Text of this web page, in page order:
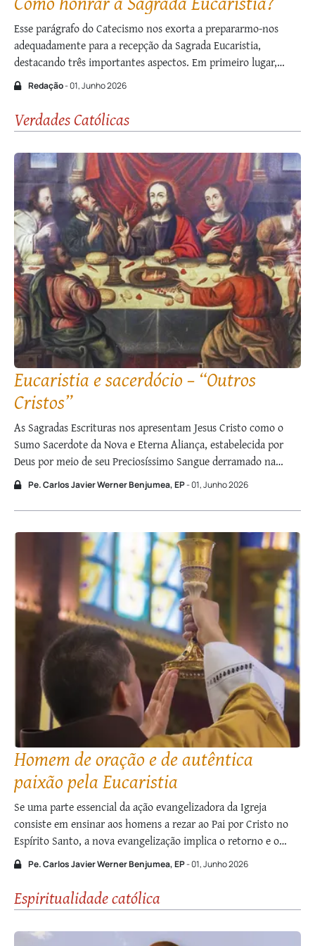
Esse parágrafo do Catecismo nos exorta a prepararmo-nos
adequadamente para a recepção da Sagrada Eucaristia,
destacando três importantes aspectos. Em primeiro lugar,
como recorda Pio XII na Constituição apostólica Christus
Dominus, era costume desde o século IV distribuir a Sagrada
Comunhão aos fiéis em jejum. Os Concílios de Hipona, de …
Redação- 01, Junho 2026
Verdades Católicas
Eucaristia e sacerdócio – “Outros
Cristos”
As Sagradas Escrituras nos apresentam Jesus Cristo como o
Sumo Sacerdote da Nova e Eterna Aliança, estabelecida por
Deus por meio de seu Preciosíssimo Sangue derramado na
Cruz. A Epístola aos Hebreus o afirma categoricamente; o
Apocalipse o representa em linguagem profética, usando
figuras simbólicas; outros escritos do Novo Testamento …
Pe. Carlos Javier Werner Benjumea, EP- 01, Junho 2026
Homem de oração e de autêntica
paixão pela Eucaristia
Se uma parte essencial da ação evangelizadora da Igreja
consiste em ensinar aos homens a rezar ao Pai por Cristo no
Espírito Santo, a nova evangelização implica o retorno e o
fortalecimento de práticas pastorais que manifestem a fé na
Presença Real do Senhor sob as espécies eucarísticas. “O
presbítero …
Pe. Carlos Javier Werner Benjumea, EP- 01, Junho 2026
Espiritualidade católica